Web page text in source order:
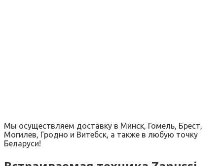
Мы осуществляем доставку в Минск, Гомель, Брест,
Могилев, Гродно и Витебск, а также в любую точку
Беларуси!